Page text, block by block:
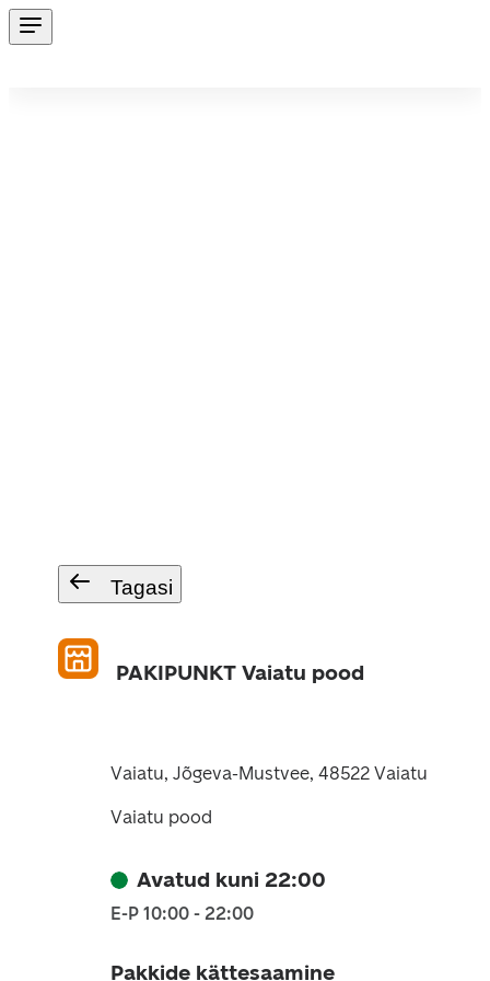
Tagasi
PAKIPUNKT Vaiatu pood
Vaiatu, Jõgeva-Mustvee, 48522 Vaiatu
Vaiatu pood
Avatud kuni 22:00
E-P 10:00 - 22:00
Pakkide kättesaamine